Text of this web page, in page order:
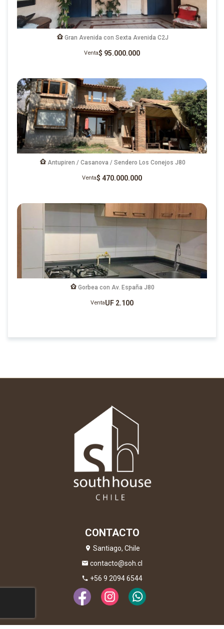
Gran Avenida con Sexta Avenida C2J
Venta$ 95.000.000
Antupiren / Casanova / Sendero Los Conejos J80
Venta$ 470.000.000
Gorbea con Av. España J80
VentaUF 2.100
CONTACTO
Santiago, Chile
contacto@soh.cl
+56 9 2094 6544